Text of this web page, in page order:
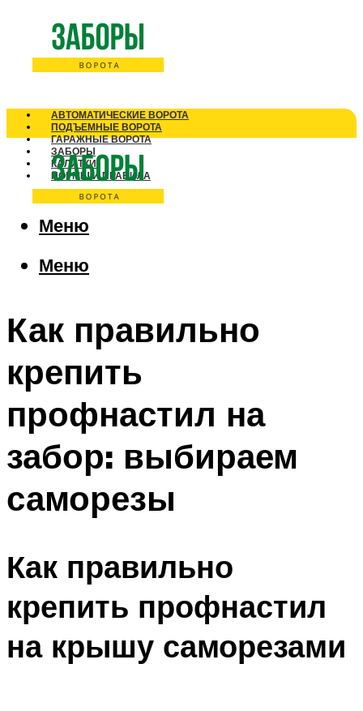
АВТОМАТИЧЕСКИЕ ВОРОТА
ПОДЪЕМНЫЕ ВОРОТА
ГАРАЖНЫЕ ВОРОТА
ЗАБОРЫ
КАЛИТКИ
НОРМЫ И ПРАВИЛА
Меню
Меню
Как правильно
крепить
профнастил на
забор: выбираем
саморезы
Как правильно
крепить профнастил
на крышу саморезами